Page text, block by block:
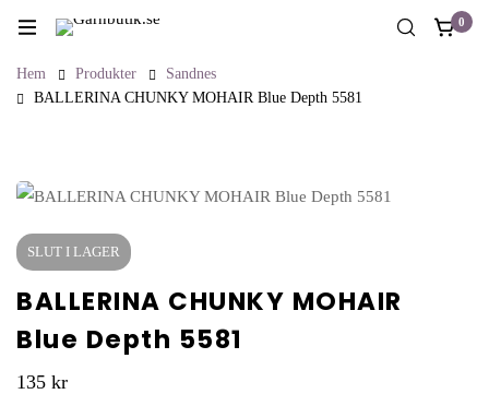
0
Hem Produkter
Sandnes
BALLERINA CHUNKY MOHAIR Blue Depth 5581
SLUT I LAGER
BALLERINA CHUNKY MOHAIR
Blue Depth 5581
135 kr